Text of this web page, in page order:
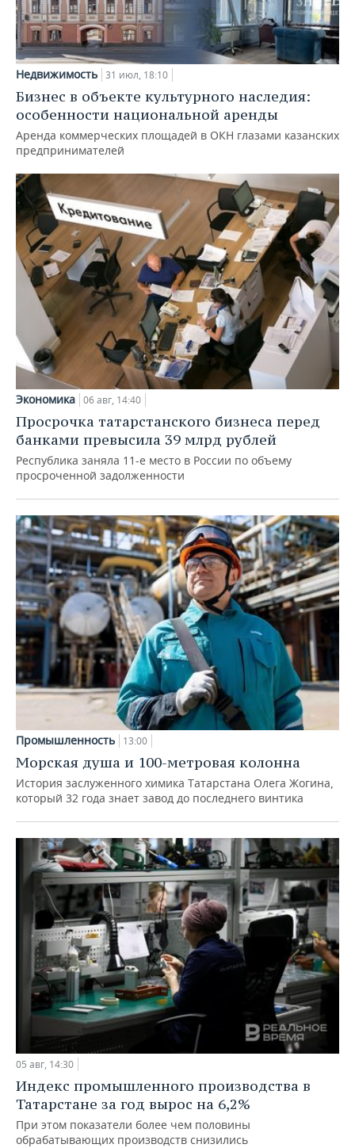
Недвижимость 31 июл, 18:10
Бизнес в объекте культурного наследия:
особенности национальной аренды
Аренда коммерческих площадей в ОКН глазами казанских
предпринимателей
Экономика 06 авг, 14:40
Просрочка татарстанского бизнеса перед
банками превысила 39 млрд рублей
Республика заняла 11-е место в России по объему
просроченной задолженности
Промышленность 13:00
Морская душа и 100-метровая колонна
История заслуженного химика Татарстана Олега Жогина,
который 32 года знает завод до последнего винтика
05 авг, 14:30
Индекс промышленного производства в
Татарстане за год вырос на 6,2%
При этом показатели более чем половины
обрабатывающих производств снизились